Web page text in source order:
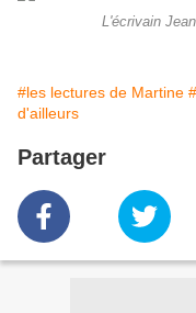
L'écrivain
#les lectures de Martine
d'ailleurs
Partager